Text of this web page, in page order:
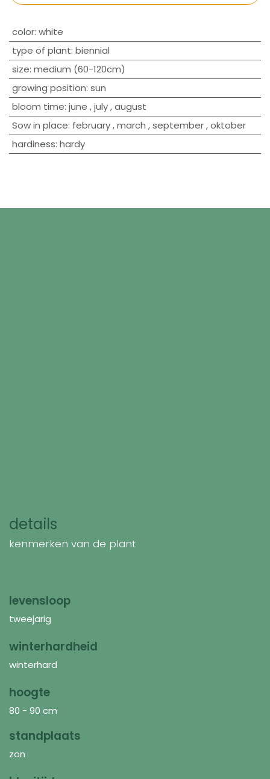
​color: white
type of plant: biennial
size: medium (60-120cm)
growing position: sun
bloom time: june ,july,august
Sow in place: february,march ,september,oktober
hardiness: hardy
details
kenmerken van de plant
levensloop
tweejarig
winterhardheid
winterhard
hoogte
80 - 90 cm
standplaats
zon